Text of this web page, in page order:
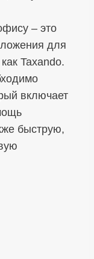
– это
для
Taxando.
включает
быструю,